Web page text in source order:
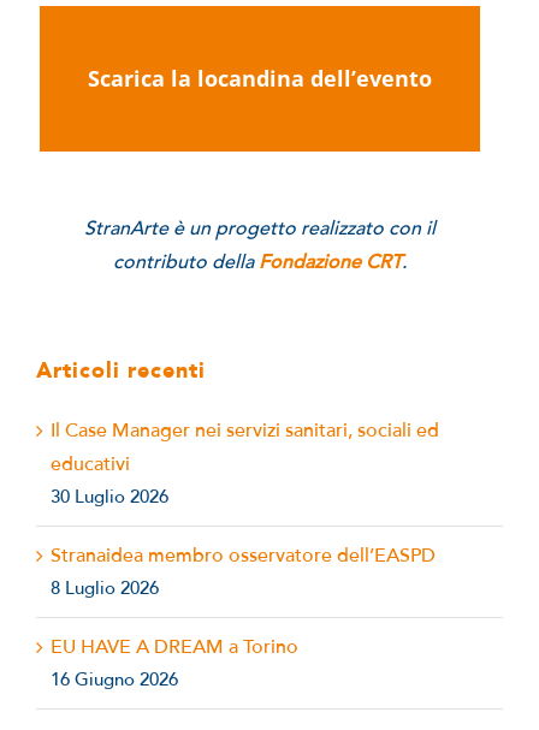
Scarica la locandina dell’evento
StranArte è un progetto realizzato con il
contributo della Fondazione CRT.
Articoli recenti
Il Case Manager nei servizi sanitari, sociali ed
educativi
30 Luglio 2026
Stranaidea membro osservatore dell’EASPD
8 Luglio 2026
EU HAVE A DREAM a Torino
16 Giugno 2026